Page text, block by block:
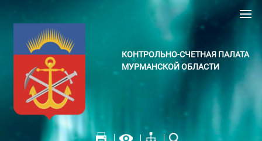
КОНТРОЛЬНО-СЧЕТНАЯ ПАЛАТА
МУРМАНСКОЙ ОБЛАСТИ